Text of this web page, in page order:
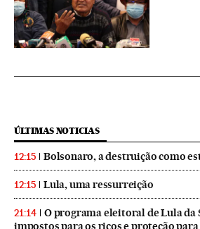
ÚLTIMAS NOTICIAS
12:15 Bolsonaro, a destruição como
12:15 Lula, uma ressurreição
21:14
O programa eleitoral de Lula da
impostos para os ricos e proteção